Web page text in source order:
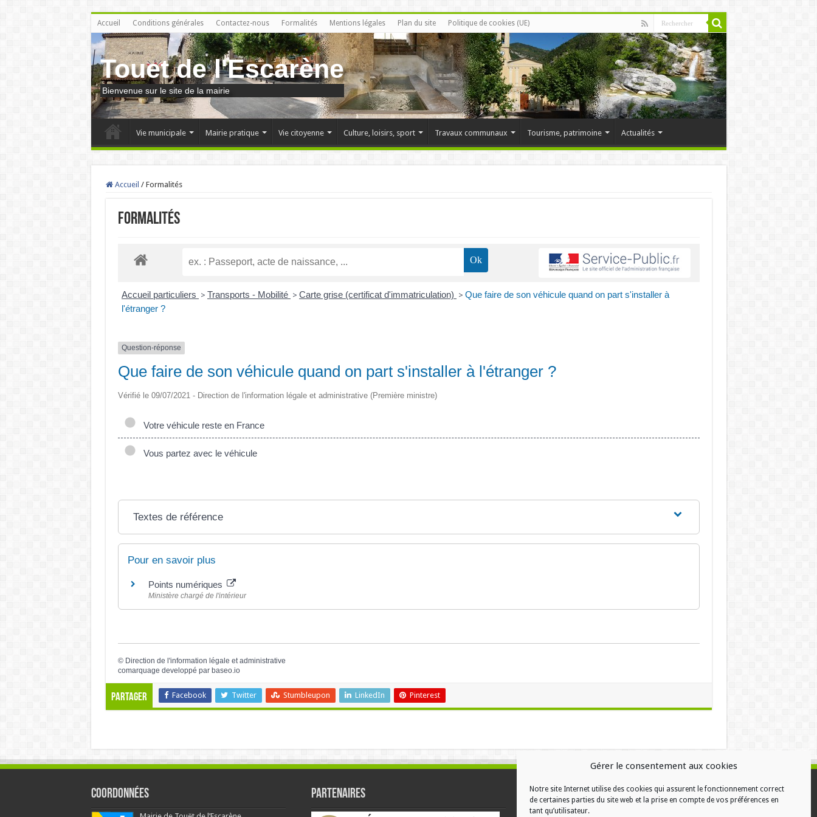
Gérer le consentement aux cookies
Notre site Internet utilise des cookies qui assurent le fonctionnement correct
de certaines parties du site web et la prise en compte de vos préférences en
tant qu’utilisateur.
Accueil Conditions générales Contactez-nous Formalités Mentions légales Plan du site Politique de cookies (UE)
Touet de l'Escarène
Bienvenue sur le site de la mairie
Vie municipale Mairie pratique Vie citoyenne Culture, loisirs, sport Travaux communaux Tourisme, patrimoine Actualités
Accueil / Formalités
Formalités
Accueil particuliers > Transports - Mobilité > Carte grise (certificat d'immatriculation) > Que faire de son véhicule quand on part s'installer à
l'étranger ?
Question-réponse
Que faire de son véhicule quand on part s'installer à l'étranger ?
Vérifié le 09/07/2021 - Direction de l'information légale et administrative (Première ministre)
Votre véhicule reste en France
Vous partez avec le véhicule
Textes de référence
Pour en savoir plus
Points numériques
Ministère chargé de l'intérieur
© Direction de l'information légale et administrative
comarquage developpé par baseo.io
Partager Facebook Twitter Stumbleupon LinkedIn Pinterest
Coordonnées Partenaires RÉALISATION